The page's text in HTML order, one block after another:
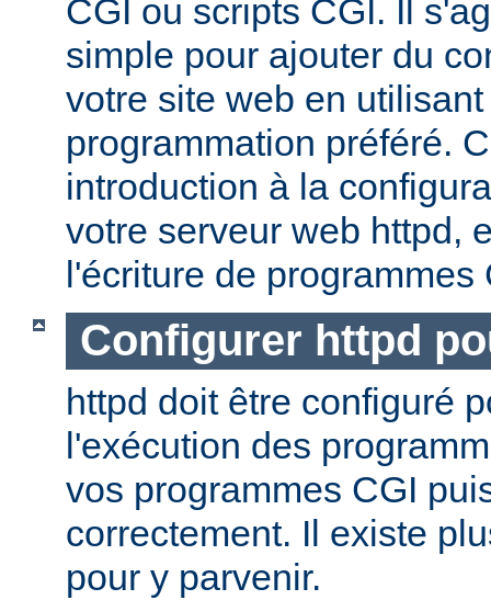
CGI ou scripts CGI. Il
simple pour ajouter du
votre site web en
programmation préféré.
introduction à la
votre serveur web httpd,
l'écriture de programmes
Configurer httpd
httpd doit être configuré
l'exécution des
vos programmes CGI
correctement. Il existe
pour y parvenir.